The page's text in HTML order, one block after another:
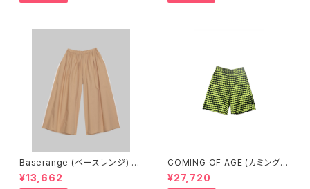
Baserange (ベースレンジ) C
ABLE PANTS (MARBLE BRO
WN)
¥13,662
COMING OF AGE (カミングオ
ブエイジ) FLARED SHORTS
（GINGHAM LIME/BLACK）
¥27,720